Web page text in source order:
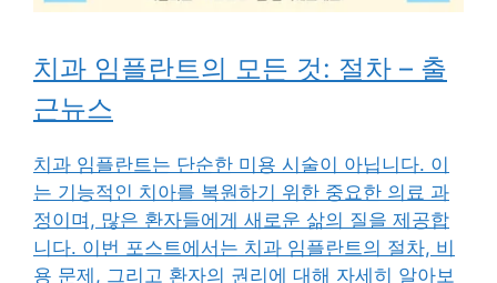
치과 임플란트의 모든 것: 절차 – 출
근뉴스
치과 임플란트는 단순한 미용 시술이 아닙니다. 이
는 기능적인 치아를 복원하기 위한 중요한 의료 과
정이며, 많은 환자들에게 새로운 삶의 질을 제공합
니다. 이번 포스트에서는 치과 임플란트의 절차, 비
용 문제, 그리고 환자의 권리에 대해 자세히 알아보